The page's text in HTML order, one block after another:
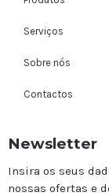
Serviços
Sobre nós
Contactos
Newsletter
Insira os seus
nossas ofertas e